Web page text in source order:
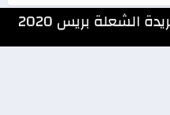
بريس 2020